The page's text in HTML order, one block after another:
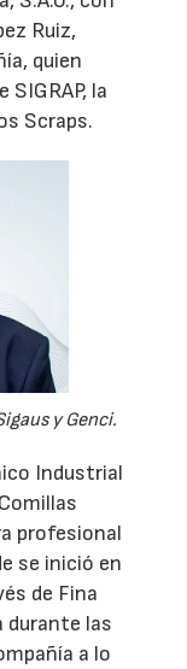
Ruiz,
quien
la
Scraps.
y Genci.
Industrial
profesional
se inició en
de Fina
durante las
a lo